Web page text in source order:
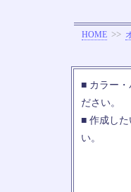
HOME >>
■ カラー
ださい。
■ 作成した
い。